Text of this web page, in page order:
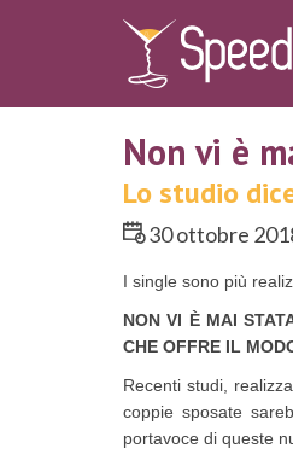
Non vi è
Lo studio
30 ottobre
I single sono più
NON VI È MAI
CHE OFFRE IL
Recenti studi,
coppie sposate
portavoce di queste